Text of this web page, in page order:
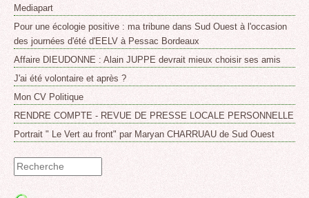
Mediapart
Pour une écologie positive : ma tribune dans Sud Ouest à l'occasion
des journées d'été d'EELV à Pessac Bordeaux
Affaire DIEUDONNE : Alain JUPPE devrait mieux choisir ses amis
J'ai été volontaire et après ?
Mon CV Politique
RENDRE COMPTE - REVUE DE PRESSE LOCALE PERSONNELLE
Portrait " Le Vert au front" par Maryan CHARRUAU de Sud Ouest
Formulaire